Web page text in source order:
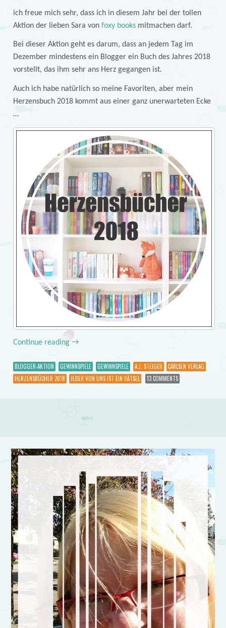
ich freue mich sehr, dass ich in diesem Jahr bei der tollen
Aktion der lieben Sara von foxy booksmitmachen darf.
Bei dieser Aktion geht es darum, dass an jedem Tag im
Dezember mindestens ein Blogger ein Buch des Jahres 2018
vorstellt, das ihm sehr ans Herz gegangen ist.
Auch ich habe natürlich so meine Favoriten, aber mein
Herzensbuch 2018 kommt aus einer ganz unerwarteten Ecke
…
Continue reading →
BLOGGER-AKTION GEWINNSPIELE GEWINNSPIELE A.J. STEIGER
CARLSEN VERLAG
HERZENSBÜCHER 2018
JEDER VON UNS IST EIN RÄTSEL 13 COMMENTS
Post navigation